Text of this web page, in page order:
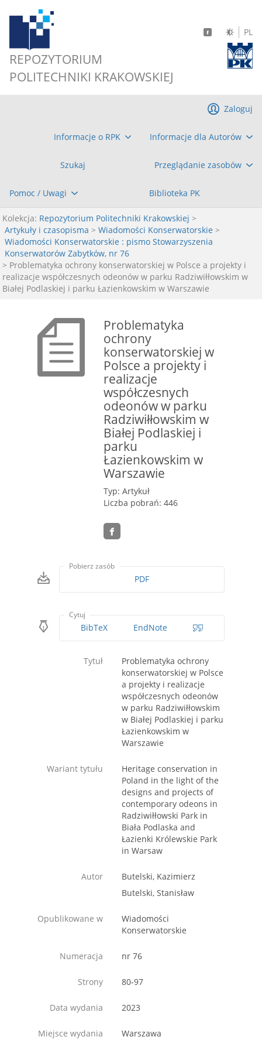
REPOZYTORIUM
POLITECHNIKI KRAKOWSKIEJ
PL
Informacje o RPK Informacje dla Autorów
Szukaj Przeglądanie zasobów
Pomoc / Uwagi Biblioteka PK
Zaloguj
Kolekcja: Repozytorium Politechniki Krakowskiej >
Artykuły i czasopisma > Wiadomości Konserwatorskie >
Wiadomości Konserwatorskie : pismo Stowarzyszenia
Konserwatorów Zabytków, nr 76
> Problematyka ochrony konserwatorskiej w Polsce a projekty i
realizacje współczesnych odeonów w parku Radziwiłłowskim w
Białej Podlaskiej i parku Łazienkowskim w Warszawie
Problematyka
ochrony
konserwatorskiej w
Polsce a projekty i
realizacje
współczesnych
odeonów w parku
Radziwiłłowskim w
Białej Podlaskiej i
parku
Łazienkowskim w
Warszawie
Typ: Artykuł
Liczba pobrań: 446
Pobierz zasób
PDF
Cytuj
BibTeX EndNote
Tytuł
Problematyka ochrony
konserwatorskiej w Polsce
a projekty i realizacje
współczesnych odeonów
w parku Radziwiłłowskim
w Białej Podlaskiej i parku
Łazienkowskim w
Warszawie
Wariant tytułu
Heritage conservation in
Poland in the light of the
designs and projects of
contemporary odeons in
Radziwiłłowski Park in
Biała Podlaska and
Łazienki Królewskie Park
in Warsaw
Autor
Butelski, Kazimierz
Butelski, Stanisław
Opublikowane w
Wiadomości
Konserwatorskie
Numeracja nr 76
Strony 80-97
Data wydania 2023
Miejsce wydania Warszawa